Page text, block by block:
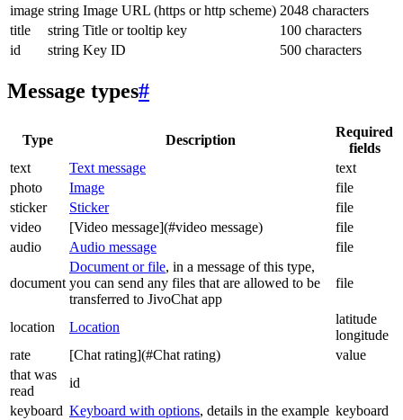
image string Image URL (https or http scheme) 2048 characters
title
string Title or tooltip key
100 characters
id
string Key ID 500 characters
Message types#
Type Description
Required
fields
text
Text message
text
photo
Image
file
sticker
Sticker
file
video
[Video message](#video message)
file
audio
Audio message file
document
Document or file, in a message of this type,
you can send any files that are allowed to be
transferred to JivoChat app
file
location Location
latitude
longitude
rate
[Chat rating](#Chat rating)
value
that was
read
id
keyboard Keyboard with options, details in the example keyboard